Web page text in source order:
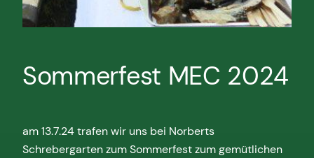
Sommerfest MEC 2024
am 13.7.24 trafen wir uns bei Norberts
Schrebergarten zum Sommerfest zum gemütlichen